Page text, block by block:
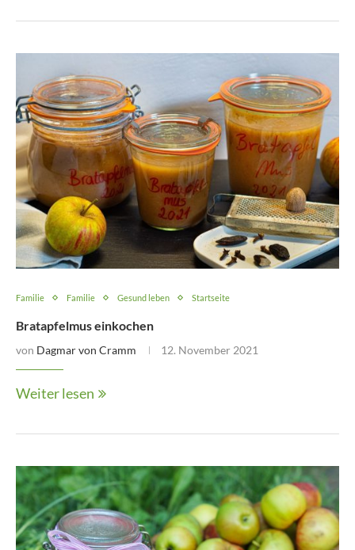
Familie Familie Gesund leben Startseite
Bratapfelmus einkochen
von Dagmar von Cramm 12. November 2021
Weiter lesen